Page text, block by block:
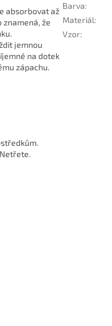
absorbovat až
znamená, že
jemnou
na dotek
zápachu.
Barva:
Materiál:
Vzor: